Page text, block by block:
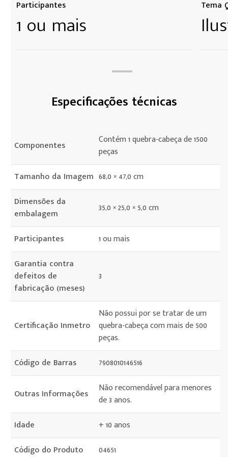
Participantes
1 ou mais
Tema
Especificações técnicas
Componentes
Contém 1 quebra-cabeça de 1500
peças
Tamanho da Imagem 68,0 × 47,0 cm
Dimensões da
embalagem
35,0 × 25,0 × 5,0 cm
Participantes
1 ou mais
Garantia contra
defeitos de
fabricação (meses)
3
Certificação Inmetro
Não possui por se tratar de um
quebra-cabeça com mais de 500
peças.
Código de Barras
7908010146516
Outras Informações
Não recomendável para menores
de 3 anos.
Idade
+ 10 anos
Código do Produto
04651